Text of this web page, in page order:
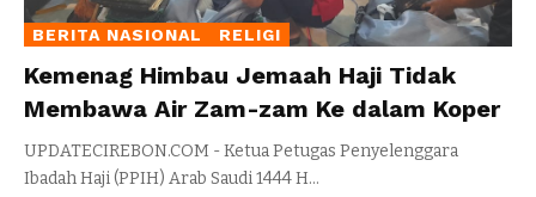
BERITA NASIONAL RELIGI
Kemenag Himbau Jemaah Haji Tidak
Membawa Air Zam-zam Ke dalam Koper
UPDATECIREBON.COM - Ketua Petugas Penyelenggara
Ibadah Haji (PPIH) Arab Saudi 1444 H…